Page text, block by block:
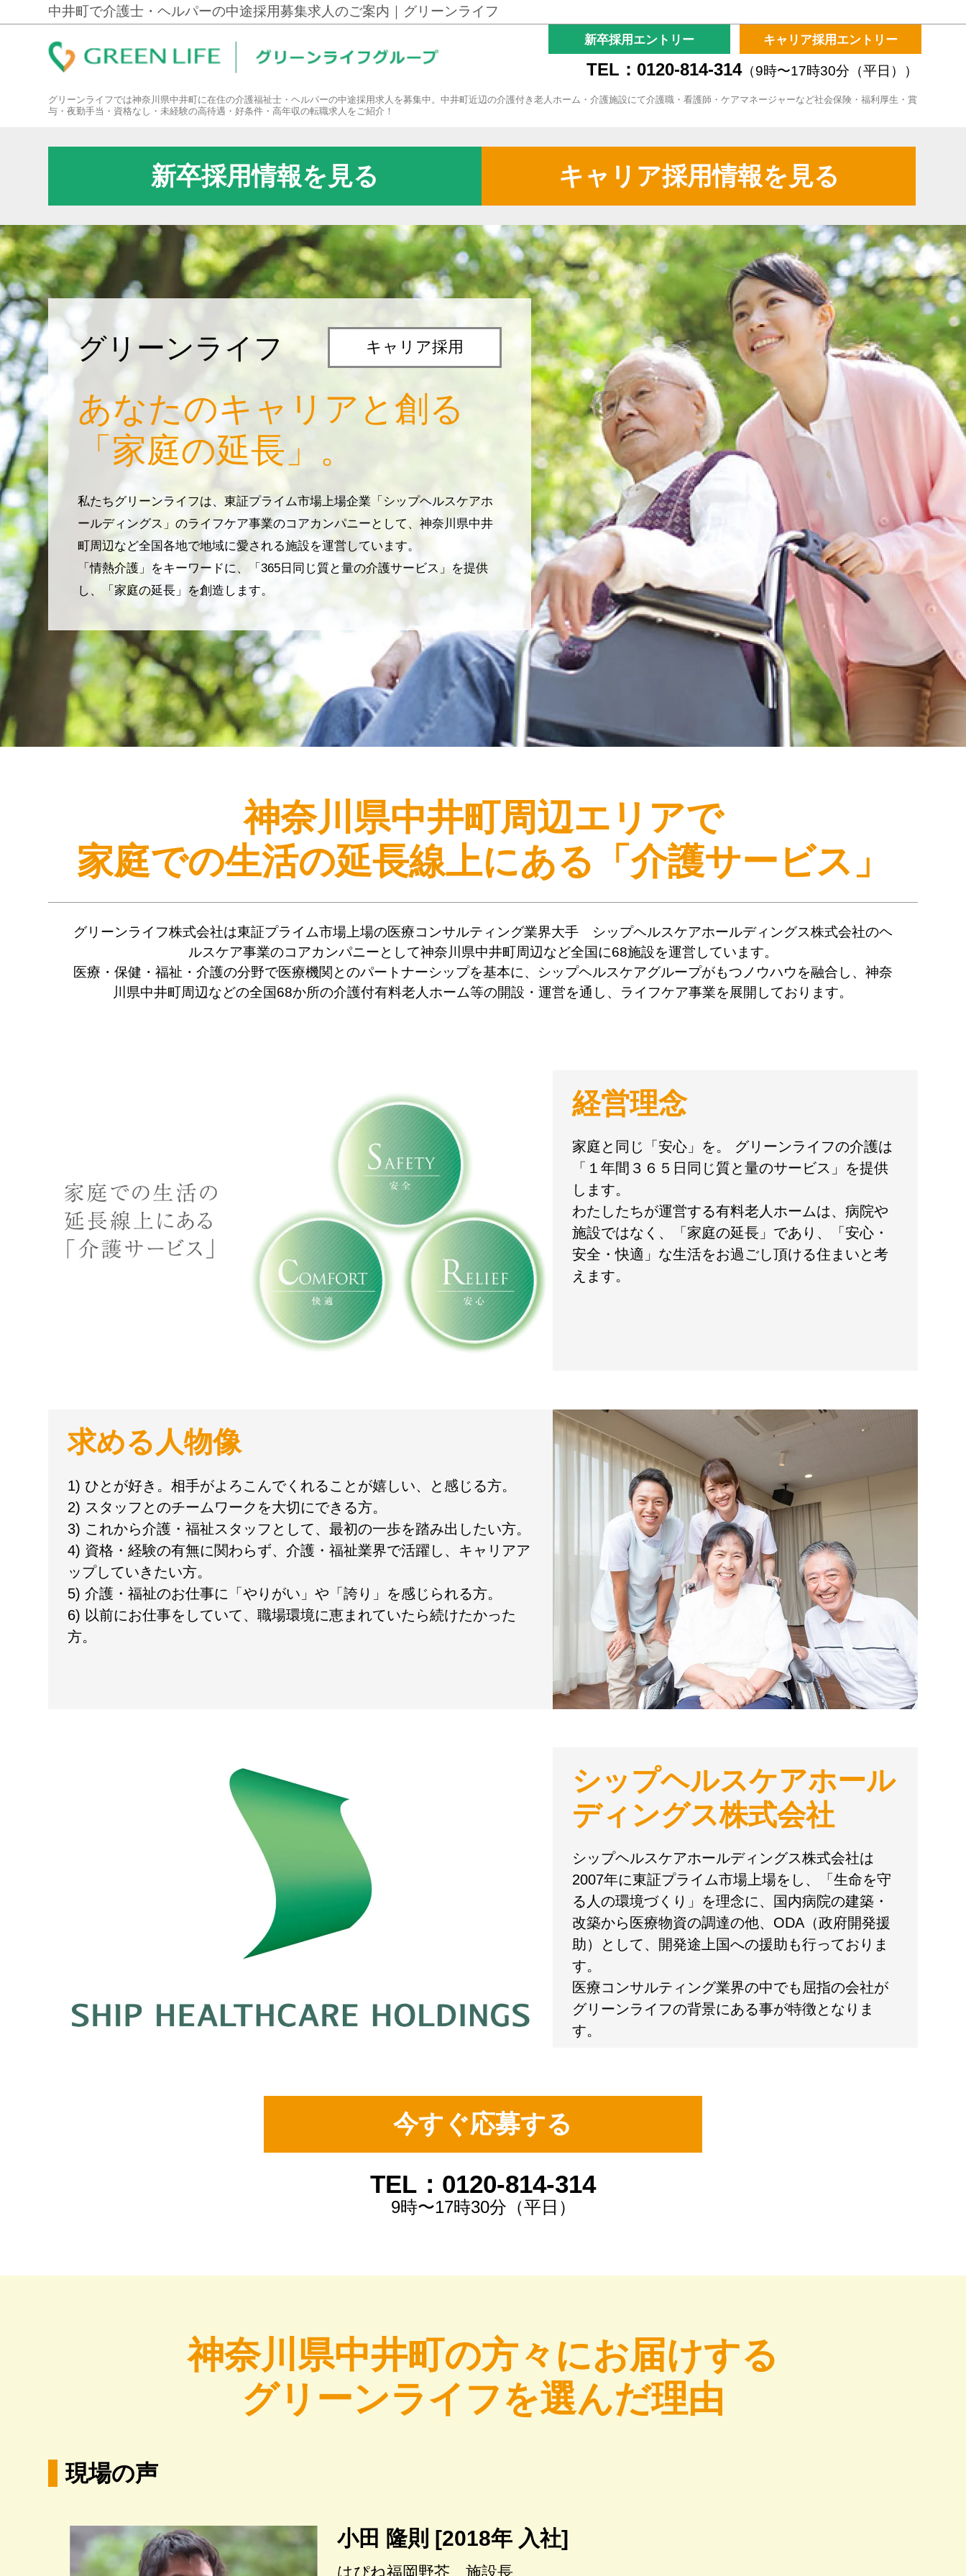
中井町で介護士・ヘルパーの中途採用募集求人のご案内｜グリーンライフ
新卒採用エントリー キャリア採用エントリー
TEL：0120-814-314（9時〜17時30分（平日））
グリーンライフでは神奈川県中井町に在住の介護福祉士・ヘルパーの中途採用求人を募集中。中井町近辺の介護付き老人ホーム・介護施設にて介護職・看護師・ケアマネージャーなど社会保険・福利厚生・賞
与・夜勤手当・資格なし・未経験の高待遇・好条件・高年収の転職求人をご紹介！
新卒採用情報を見る キャリア採用情報を見る
グリーンライフ キャリア採用
あなたのキャリアと創る
「家庭の延長」。
私たちグリーンライフは、東証プライム市場上場企業「シップヘルスケアホ
ールディングス」のライフケア事業のコアカンパニーとして、神奈川県中井
町周辺など全国各地で地域に愛される施設を運営しています。
「情熱介護」をキーワードに、「365日同じ質と量の介護サービス」を提供
し、「家庭の延長」を創造します。
神奈川県中井町周辺エリアで
家庭での生活の延長線上にある 「介護サービス」
グリーンライフ株式会社は東証プライム市場上場の医療コンサルティング業界大手 シップヘルスケアホールディングス株式会社のヘ
ルスケア事業のコアカンパニーとして神奈川県中井町周辺など全国に68施設を運営しています。
医療・保健・福祉・介護の分野で医療機関とのパートナーシップを基本に、シップヘルスケアグループがもつノウハウを融合し、神奈
川県中井町周辺などの全国68か所の介護付有料老人ホーム等の開設・運営を通し、ライフケア事業を展開しております。
経営理念
家庭と同じ「安心」を。 グリーンライフの介護は
「１年間３６５日同じ質と量のサービス」を提供
します。
わたしたちが運営する有料老人ホームは、病院や
施設ではなく、「家庭の延長」であり、「安心・
安全・快適」な生活をお過ごし頂ける住まいと考
えます。
求める人物像
1) ひとが好き。相手がよろこんでくれることが嬉しい、と感じる方。
2) スタッフとのチームワークを大切にできる方。
3) これから介護・福祉スタッフとして、最初の一歩を踏み出したい方。
4) 資格・経験の有無に関わらず、介護・福祉業界で活躍し、キャリアア
ップしていきたい方。
5) 介護・福祉のお仕事に「やりがい」や「誇り」を感じられる方。
6) 以前にお仕事をしていて、職場環境に恵まれていたら続けたかった
方。
シップヘルスケアホール
ディングス株式会社
シップヘルスケアホールディングス株式会社は
2007年に東証プライム市場上場をし、「生命を守
る人の環境づくり」を理念に、国内病院の建築・
改築から医療物資の調達の他、ODA（政府開発援
助）として、開発途上国への援助も行っておりま
す。
医療コンサルティング業界の中でも屈指の会社が
グリーンライフの背景にある事が特徴となりま
す。
今すぐ応募する
TEL：0120-814-314
9時〜17時30分（平日）
神奈川県中井町の方々にお届けする
グリーンライフを選んだ理由
現場の声
小田 隆則 [2018年 入社]
はぴね福岡野芥 施設長